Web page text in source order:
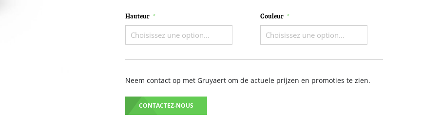
Hauteur Couleur
Neem contact op met Gruyaert om de actuele prijzen en promoties te zien.
CONTACTEZ-NOUS